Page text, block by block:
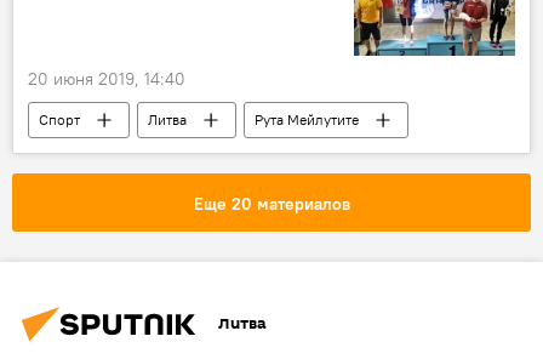
20 июня 2019, 14:40
Спорт Литва
Рута Мейлутите
Каунас
Еще 20 материалов
Литва